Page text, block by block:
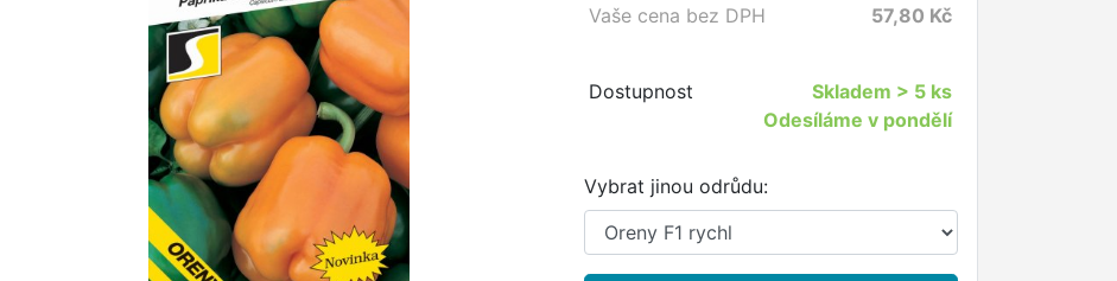
Vaše cena bez DPH
57,80 Kč
Dostupnost Skladem > 5 ks
Odesíláme v pondělí
Vybrat jinou odrůdu: